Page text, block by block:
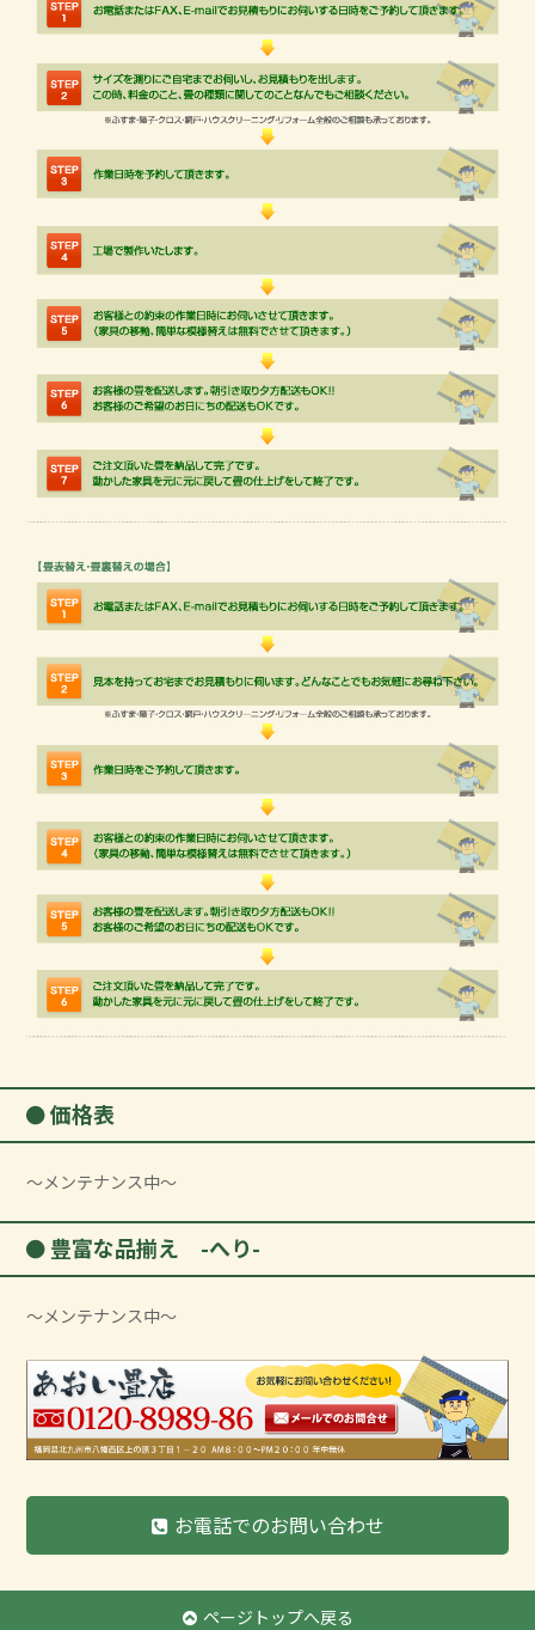
価格表
～メンテナンス中～
豊富な品揃え -へり-
～メンテナンス中～
お電話でのお問い合わせ
ページトップへ戻る